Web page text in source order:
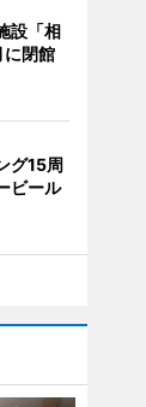
設「相
閉館
グ15周
ビール